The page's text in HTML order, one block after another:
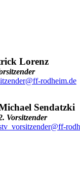
Lorenz
rodheim.de
Sendatzki
Vorsitzender